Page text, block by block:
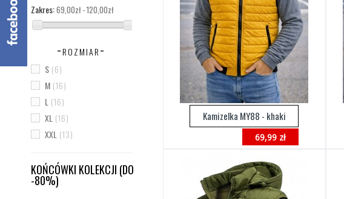
Zakres:69,00zł - 120,00zł
ROZMIAR
S (6)
M (16)
L (16)
XL (16)
XXL (13)
KOŃCÓWKI KOLEKCJI (DO
-80%)
Kamizelka MY88 - khaki
69,99 zł